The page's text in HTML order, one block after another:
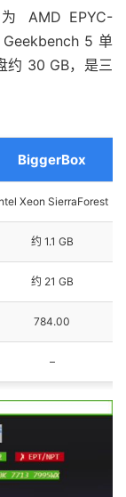
AMD EPYC-
5 单
约 30 GB，是三
BiggerBox
Xeon SierraForest
约 1.1 GB
约 21 GB
784.00
–